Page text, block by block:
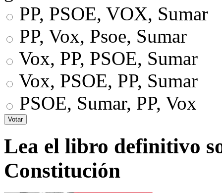
PP, PSOE, VOX, Sumar
PP, Vox, Psoe, Sumar
Vox, PP, PSOE, Sumar
Vox, PSOE, PP, Sumar
PSOE, Sumar, PP, Vox
Lea el libro definitivo
Constitución